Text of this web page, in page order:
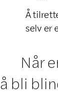
Å
selv er
Når
å bli